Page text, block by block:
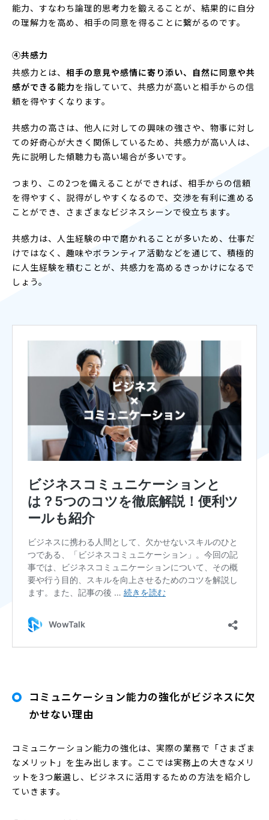
能力、すなわち論理的思考力を鍛えることが、結果的に自分
の理解力を高め、相手の同意を得ることに繋がるのです。
④共感力
共感力とは、 相手の意見や感情に寄り添い、自然に同意や共
感ができる能力を指していて、共感力が高いと相手からの信
頼を得やすくなります。
共感力の高さは、他人に対しての興味の強さや、物事に対し
ての好奇心が大きく関係しているため、共感力が高い人は、
先に説明した傾聴力も高い場合が多いです。
つまり、この2つを備えることができれば、相手からの信頼
を得やすく、説得がしやすくなるので、交渉を有利に進める
ことができ、さまざまなビジネスシーンで役立ちます。
共感力は、人生経験の中で磨かれることが多いため、仕事だ
けではなく、趣味やボランティア活動などを通じて、積極的
に人生経験を積むことが、共感力を高めるきっかけになるで
しょう。
コミュニケーション能力の強化がビジネスに欠
かせない理由
コミュニケーション能力の強化は、実際の業務で「さまざま
なメリット」を生み出します。ここでは実務上の大きなメリ
ットを3つ厳選し、ビジネスに活用するための方法を紹介し
ていきます。